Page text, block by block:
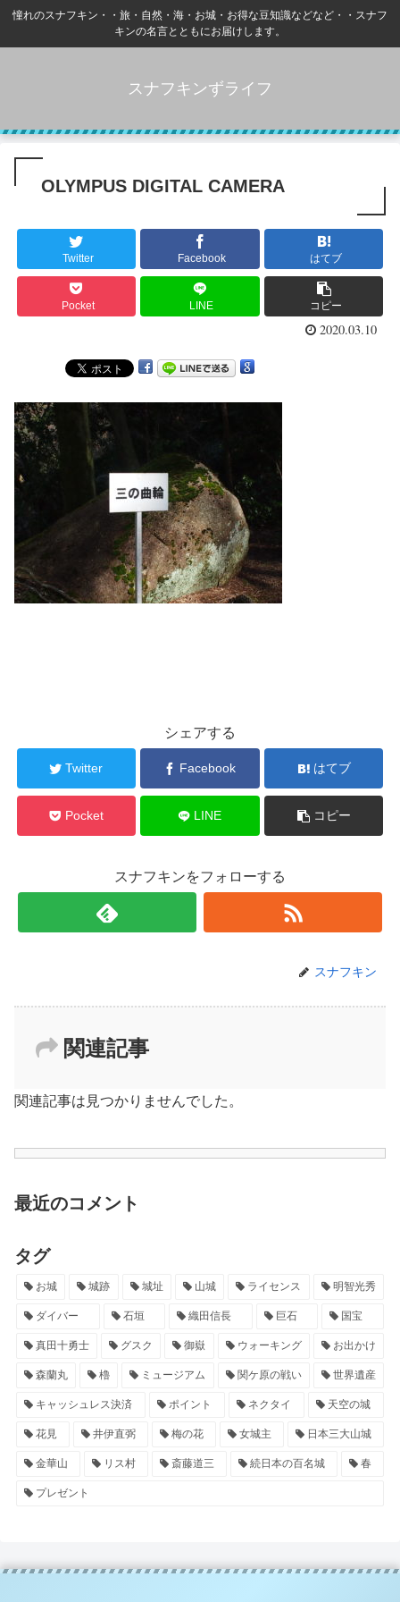
憧れのスナフキン・・旅・自然・海・お城・お得な豆知識などなど・・スナフ
キンの名言とともにお届けします。
スナフキンずライフ
OLYMPUS DIGITAL CAMERA
Twitter Facebook はてブ
Pocket LINE コピー
2020.03.10
シェアする
Twitter Facebook はてブ
Pocket LINE コピー
スナフキンをフォローする
スナフキン
関連記事
関連記事は見つかりませんでした。
最近のコメント
タグ
お城 城跡 城址 山城 ライセンス 明智光秀
ダイバー 石垣 織田信長 巨石 国宝
真田十勇士 グスク 御嶽 ウォーキング お出かけ
森蘭丸 櫓 ミュージアム 関ケ原の戦い 世界遺産
キャッシュレス決済 ポイント ネクタイ 天空の城
花見 井伊直弼 梅の花 女城主 日本三大山城
金華山 リス村 斎藤道三 続日本の百名城 春
プレゼント